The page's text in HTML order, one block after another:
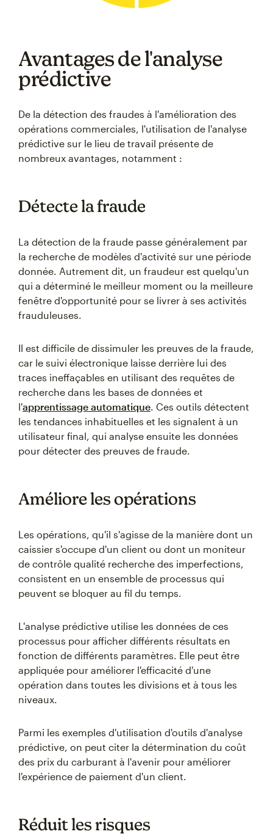
Avantages de l'analyse
prédictive
De la détection des fraudes à l'amélioration des
opérations commerciales, l'utilisation de l'analyse
prédictive sur le lieu de travail présente de
nombreux avantages, notamment :
Détecte la fraude
La détection de la fraude passe généralement par
la recherche de modèles d'activité sur une période
donnée. Autrement dit, un fraudeur est quelqu'un
qui a déterminé le meilleur moment ou la meilleure
fenêtre d'opportunité pour se livrer à ses activités
frauduleuses.
Il est difficile de dissimuler les preuves de la fraude,
car le suivi électronique laisse derrière lui des
traces ineffaçables en utilisant des requêtes de
recherche dans les bases de données et
l'apprentissage automatique. Ces outils détectent
les tendances inhabituelles et les signalent à un
utilisateur final, qui analyse ensuite les données
pour détecter des preuves de fraude.
Améliore les opérations
Les opérations, qu'il s'agisse de la manière dont un
caissier s'occupe d'un client ou dont un moniteur
de contrôle qualité recherche des imperfections,
consistent en un ensemble de processus qui
peuvent se bloquer au fil du temps.
L'analyse prédictive utilise les données de ces
processus pour afficher différents résultats en
fonction de différents paramètres. Elle peut être
appliquée pour améliorer l'efficacité d'une
opération dans toutes les divisions et à tous les
niveaux.
Parmi les exemples d'utilisation d'outils d'analyse
prédictive, on peut citer la détermination du coût
des prix du carburant à l'avenir pour améliorer
l'expérience de paiement d'un client.
Réduit les risques